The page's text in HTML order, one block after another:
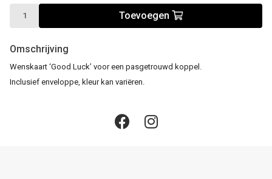
Toevoegen
Omschrijving
Wenskaart ‘Good Luck’ voor een pasgetrouwd koppel.
Inclusief enveloppe, kleur kan variëren.